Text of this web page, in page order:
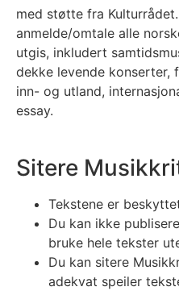
med støtte fra
anmelde/omtale alle
utgis, inkludert
dekke levende konserter,
inn- og utland,
essay.
Sitere
Tekstene er
Du kan ikke
bruke hele tekster
Du kan sitere
adekvat speiler